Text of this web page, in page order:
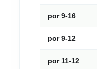
por 9-16
por 9-12
por 11-12